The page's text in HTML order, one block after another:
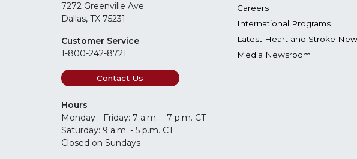
7272 Greenville Ave.
Dallas, TX 75231
Customer Service
1-800-242-8721
Contact Us
Hours
Monday - Friday: 7 a.m. – 7 p.m. CT
Saturday: 9 a.m. - 5 p.m. CT
Closed on Sundays
Careers
International Programs
Latest Heart and Stroke
Media Newsroom